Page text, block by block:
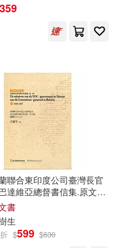
(1)
文化(1)
Prokofiev: Lieutenant
Suite, Scythian Suite /
Abbado, Chicago
聯合東印度公司臺灣長官
達維亞總督書信集.原文篇
1636-1637(軟精裝)
書
生
$599 $630